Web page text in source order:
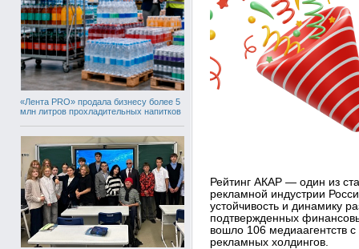
«Лента PRO» продала бизнесу более 5
млн литров прохладительных напитков
Рейтинг АКАР — один из
рекламной индустрии
устойчивость и динамику
подтвержденных
вошло 106 медиаагентств
рекламных холдингов.